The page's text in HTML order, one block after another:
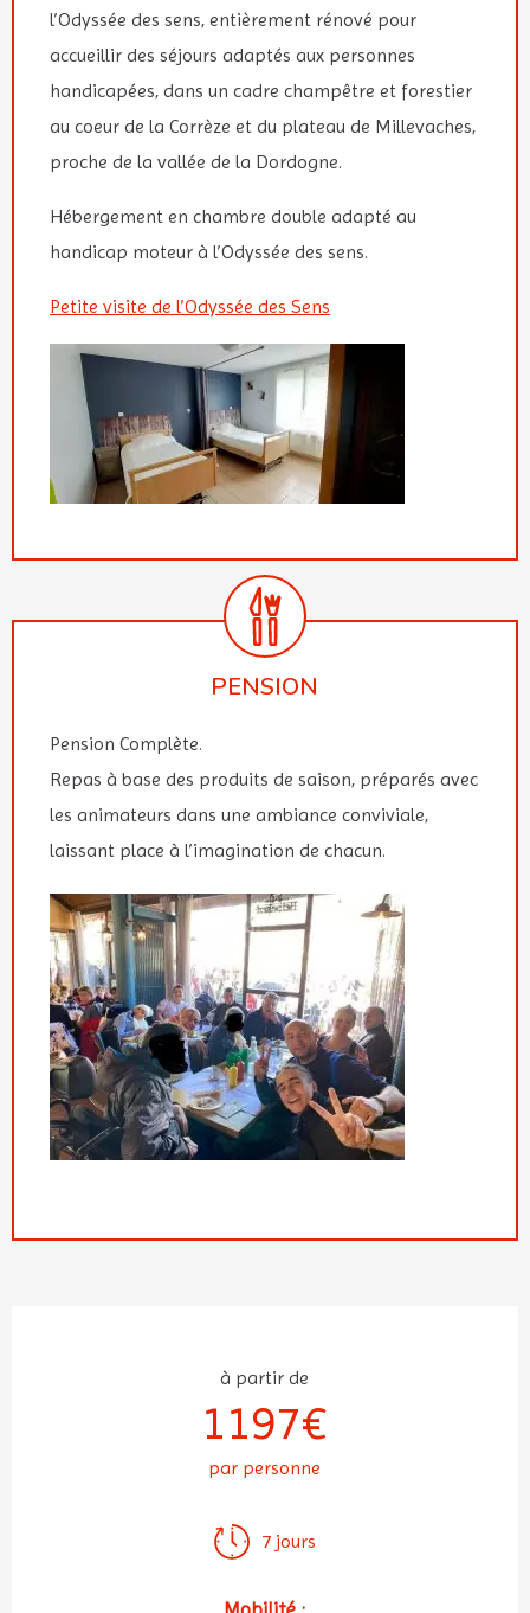
l’Odyssée des sens, entièrement rénové pour
accueillir des séjours adaptés aux personnes
handicapées, dans un cadre champêtre et forestier
au coeur de la Corrèze et du plateau de Millevaches,
proche de la vallée de la Dordogne.
Hébergement en chambre double adapté au
handicap moteur à l’Odyssée des sens.
Petite visite de l’Odyssée des Sens
PENSION
Pension Complète.
Repas à base des produits de saison, préparés avec
les animateurs dans une ambiance conviviale,
laissant place à l’imagination de chacun.
à partir de
1197€
par personne
7 jours